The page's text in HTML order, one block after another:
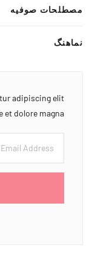
مصطلحات صوفیه
نماهنگ
adipiscing elit
et dolore magna